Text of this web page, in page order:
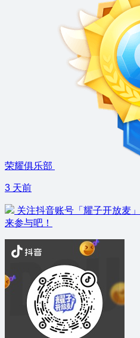
荣耀俱乐部
3 天前
关注抖音账号「耀子开放麦
来参与吧！